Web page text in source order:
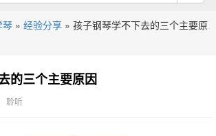
琴 » 经验分享 » 孩子钢琴学不下去的三个主要原
的三个主要原因
聆听